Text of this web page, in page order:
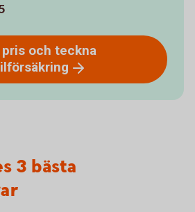
pris och teckna
3 bästa